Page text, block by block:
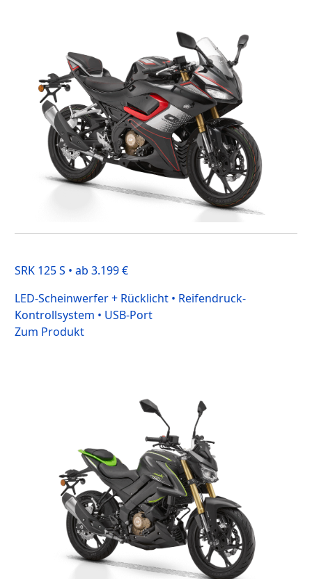
SRK 125 S • ab 3.199 €
LED-Scheinwerfer + Rücklicht • Reifendruck-
Kontrollsystem • USB-Port
Zum Produkt